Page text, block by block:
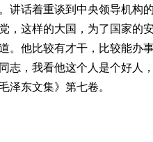
讲话着重谈到中央领导机构
，这样的大国，为了国家的
他比较有才干，比较能办事
志，我看他这个人是个好人
泽东文集》第七卷。